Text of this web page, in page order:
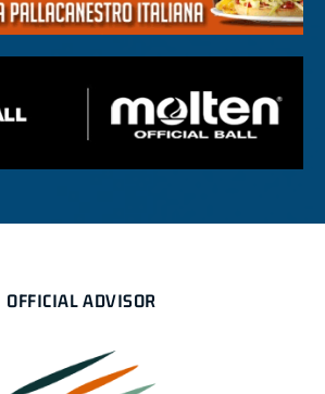
OFFICIAL ADVISOR